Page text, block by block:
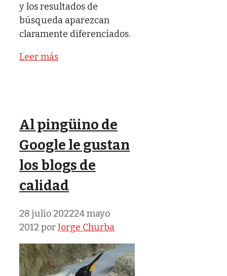
y los resultados de
búsqueda aparezcan
claramente diferenciados.
Leer más
Al pingüino de
Google le gustan
los blogs de
calidad
28 julio 202224 mayo
2012 porJorge Churba